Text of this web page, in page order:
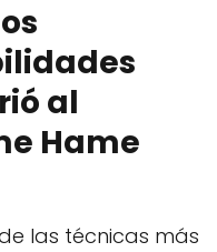
al
Hame
las técnicas más